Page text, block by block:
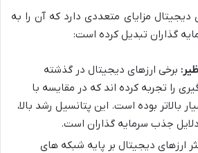
دیجیتال مزایای متعددی دارد که آن را به
گذاران تبدیل کرده است:
برخی ارزهای دیجیتال در گذشته
را تجربه کرده اند که در مقایسه با
بالاتر بوده است. این پتانسیل رشد بالا،
جذب سرمایه گذاران است.
ارزهای دیجیتال بر پایه شبکه های